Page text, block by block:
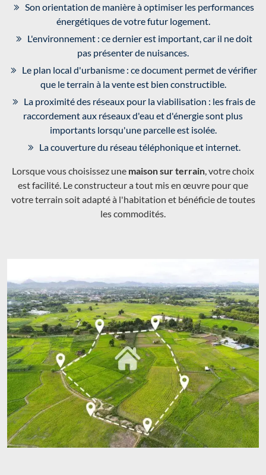
Son orientation de manière à optimiser les performances
énergétiques de votre futur logement.
L'environnement : ce dernier est important, car il ne doit
pas présenter de nuisances.
Le plan local d'urbanisme : ce document permet de vérifier
que le terrain à la vente est bien constructible.
La proximité des réseaux pour la viabilisation : les frais de
raccordement aux réseaux d'eau et d'énergie sont plus
importants lorsqu'une parcelle est isolée.
La couverture du réseau téléphonique et internet.
Lorsque vous choisissez une maison sur terrain , votre choix
est facilité. Le constructeur a tout mis en œuvre pour que
votre terrain soit adapté à l'habitation et bénéficie de toutes
les commodités.